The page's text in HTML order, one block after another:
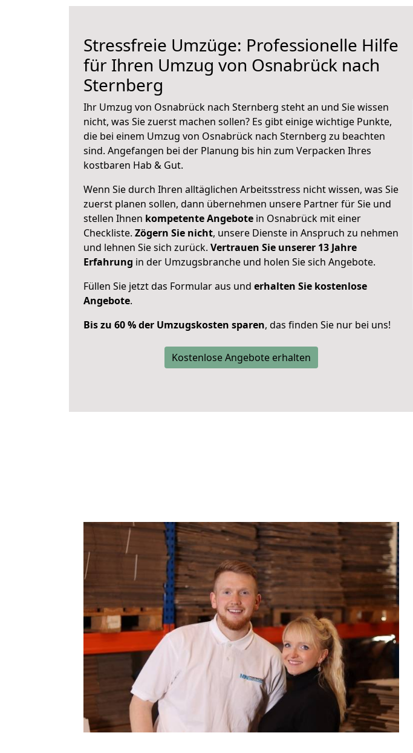
Stressfreie Umzüge: Professionelle Hilfe
für Ihren Umzug von Osnabrück nach
Sternberg
Ihr Umzug von Osnabrück nach Sternberg steht an und Sie wissen
nicht, was Sie zuerst machen sollen? Es gibt einige wichtige Punkte,
die bei einem Umzug von Osnabrück nach Sternberg zu beachten
sind. Angefangen bei der Planung bis hin zum Verpacken Ihres
kostbaren Hab & Gut.
Wenn Sie durch Ihren alltäglichen Arbeitsstress nicht wissen, was Sie
zuerst planen sollen, dann übernehmen unsere Partner für Sie und
stellen Ihnen kompetente Angebote in Osnabrück mit einer
Checkliste. Zögern Sie nicht, unsere Dienste in Anspruch zu nehmen
und lehnen Sie sich zurück. Vertrauen Sie unserer 13 Jahre
Erfahrung in der Umzugsbranche und holen Sie sich Angebote.
Füllen Sie jetzt das Formular aus und erhalten Sie kostenlose
Angebote.
Bis zu 60 % der Umzugskosten sparen, das finden Sie nur bei uns!
Kostenlose Angebote erhalten